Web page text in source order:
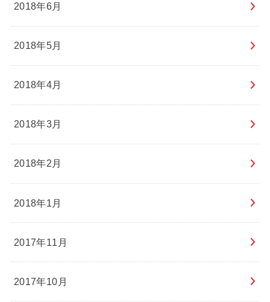
2018年6月
2018年5月
2018年4月
2018年3月
2018年2月
2018年1月
2017年11月
2017年10月